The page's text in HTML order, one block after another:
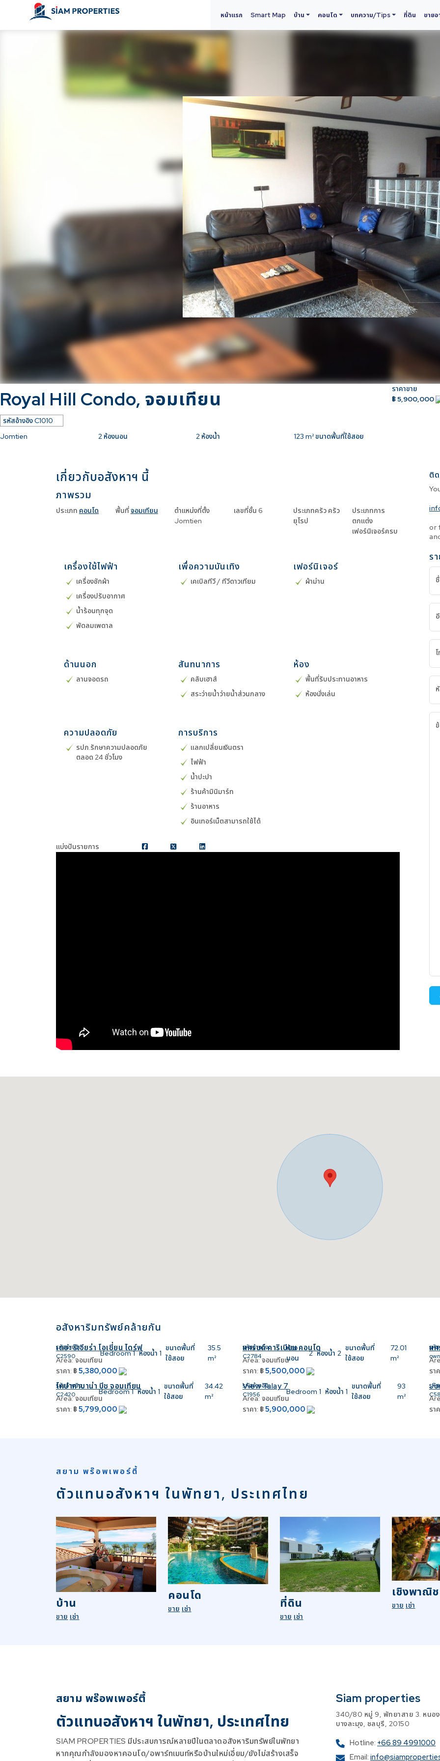
หน้าแรก Smart Map บ้าน คอนโด บทความ/Tips ที่ดิน ขายอ
ก่อนหน้า
Royal Hill Condo, จอมเทียน
รหัสอ้างอิงC1010
Jomtien
2 ห้องนอน 2 ห้องน้ำ 123 m² ขนาดพื้นที่ใช้สอย
ราคาขาย
฿ 5,900,000
เกี่ยวกับอสังหาฯ นี้
ภาพรวม
ประเภท คอนโด พื้นที่จอมเทียน
ตำแหน่งที่ตั้ง
Jomtien
เลขที่ชั้น 6 ประเภทครัว ครัว
ยุโรป
ประเภทการ
ตกแต่ง
เฟอร์นิเจอร์ครบ
เครื่องใช้ไฟฟ้า
เครื่องซักผ้า
เครื่องปรับอากาศ
น้ำร้อนทุกจุด
พัดลมเพดาล
เพื่อความบันเทิง
เคเบิลทีวี / ทีวีดาวเทียม
เฟอร์นิเจอร์
ผ้าม่าน
ด้านนอก
ลานจอดรถ
สันทนาการ
คลับเฮาส์
สระว่ายน้ำว่ายน้ำส่วนกลาง
ห้อง
พื้นที่รับประทานอาหาร
ห้องนั่งเล่น
ความปลอดภัย
รปภ.รักษาความปลอดภัย
ตลอด 24 ชั่วโมง
การบริการ
แลกเปลี่ยนเงินตรา
ไฟฟ้า
น้ำปะปา
ร้านค้ามินิมาร์ท
ร้านอาหาร
อินเทอร์เน็ตสามารถใช้ได้
แบ่งปันรายการ
ติ
or
ร
อสังหาริมทรัพย์คล้ายกัน
รหัสอ้างอิง:
C2590
Bedroom 1 ห้องน้ำ 1
ขนาดพื้นที่
ใช้สอย
35.5
m²
เดอะ ริเวียร่า โอเชี่ยน ไดร์ฟ
Area: จอมเทียน
ราคา: ฿5,380,000
รหัสอ้างอิง:
C2784
ห้อง
นอน
2 ห้องน้ำ 2
ขนาดพื้นที่
ใช้สอย
72.01
m²
แกรนด์ คาริเบียน คอนโด
Area: จอมเทียน
ราคา: ฿5,500,000
รหั
แก
รา
รหัสอ้างอิง:
C2420
Bedroom 1 ห้องน้ำ 1
ขนาดพื้นที่
ใช้สอย
34.42
m²
โคปาคาบาน่า บีช จอมเทียน
Area: จอมเทียน
ราคา: ฿5,799,000
รหัสอ้างอิง:
C1956
Bedroom 1 ห้องน้ำ 1
ขนาดพื้นที่
ใช้สอย
93
m²
View Talay 7
Area: จอมเทียน
ราคา: ฿5,900,000
รหั
รา
สยาม พร๊อพเพอร์ตี้
ตัวแทนอสังหาฯ ในพัทยา, ประเทศไทย
บ้าน
ขาย เช่า
คอนโด
ขาย เช่า ที่ดิน
ขาย เช่า
เชิงพาณิ
ขาย เช่า
สยาม พร๊อพเพอร์ตี้
ตัวแทนอสังหาฯ ในพัทยา, ประเทศไทย
SIAM PROPERTIES มีประสบการณ์หลายปีในตลาดอสังหาริมทรัพย์ในพัทยา
หากคุณกำลังมองหาคอนโด/อพาร์ทเมนท์หรือบ้านใหม่เอี่ยม/ยังไม่สร้างเสร็จ
Siam properties
340/80 หมู่ 9, พัทยาสาย 3. หนอ
บางละมุง, ชลบุรี, 20150
Hotline: +66 89 4991000
Email: